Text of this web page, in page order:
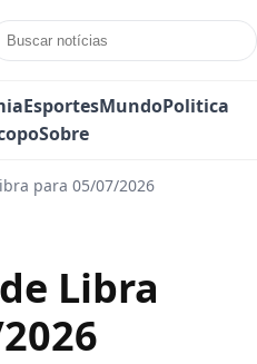
EsportesMundoPolitica
Sobre
para 05/07/2026
Libra